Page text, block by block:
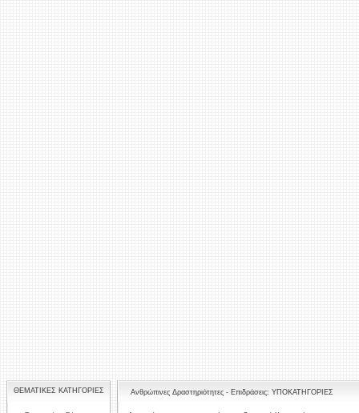
ΘΕΜΑΤΙΚΕΣ ΚΑΤΗΓΟΡΙΕΣ Ανθρώπινες Δραστηριότητες - Επιδράσεις: ΥΠΟΚΑΤΗΓΟΡΙΕΣ